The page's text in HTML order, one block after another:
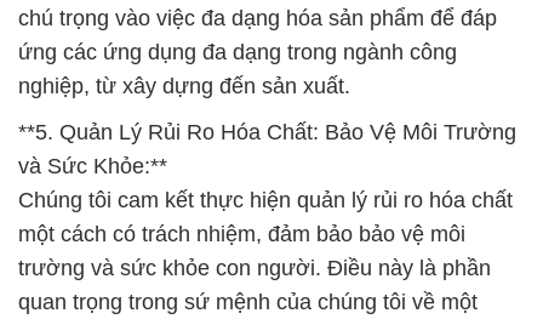
chú trọng vào việc đa dạng hóa sản phẩm để đáp
ứng các ứng dụng đa dạng trong ngành công
nghiệp, từ xây dựng đến sản xuất.
**5. Quản Lý Rủi Ro Hóa Chất: Bảo Vệ Môi Trường
và Sức Khỏe:**
Chúng tôi cam kết thực hiện quản lý rủi ro hóa chất
một cách có trách nhiệm, đảm bảo bảo vệ môi
trường và sức khỏe con người. Điều này là phần
quan trọng trong sứ mệnh của chúng tôi về một